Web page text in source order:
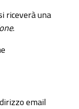
riceverà una
.
email